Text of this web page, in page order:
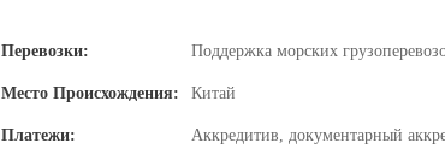
Перевозки: Поддержка морских
Место Происхождения: Китай
Платежи:
Аккредитив, документарный